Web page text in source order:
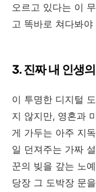
오르고 있다는 이
고 똑바로 쳐다봐야
3. 진짜 내 인생
이 투명한 디지털
지 않지만, 영혼과
게 가두는 아주 지
일 던져주는 가짜
꾼의 빚을 갚는 노
당장 그 도박장 문